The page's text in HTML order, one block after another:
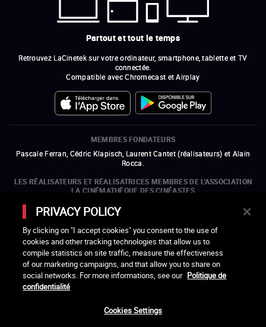
Partout et tout le temps
Retrouvez LaCinetek sur votre ordinateur, smartphone, tablette et TV
connectée.
Compatible avec Chromecast et Airplay
MEMBRES FONDATEURS
Pascale Ferran, Cédric Klapisch, Laurent Cantet (réalisateurs) et Alain
Rocca.
LES RÉALISATEURS ET RÉALISATRICES MEMBRES DE L'ASSOCIATION
LA CINÉMATHÈQUE DES CINÉASTES
Olivier Assayas, Bertrand Bonello, Michel Hazanavicius (représentant de
l'ARP), Rebecca Zlotowski et Mikael Buch (représentant de la SRF)
LES ORGANISMES MEMBRES DE L'ASSOCIATION LA CINÉMATHÈQUE
DES CINÉASTES
PRIVACY POLICY
By clicking on "I accept cookies" you consent to the use of
cookies and other tracking technologies that allow us to
compile statistics on site traffic, measure the effectiveness
of our marketing campaigns, and that allow you to share on
social networks. For more informations, see our Politique de
confidentialité
Cookies Settings